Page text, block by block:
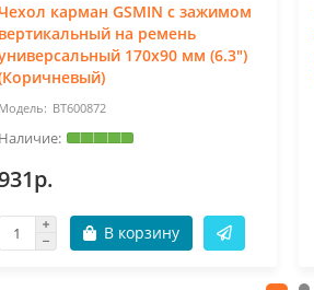
Чехол карман GSMIN с зажимом
вертикальный на ремень
170x90 мм (6.3")
BT600872
В корзину